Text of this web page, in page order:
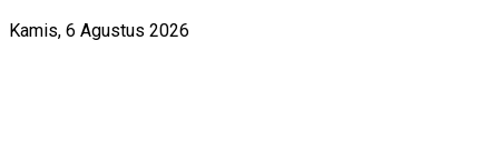
Kamis, 6 Agustus 2026